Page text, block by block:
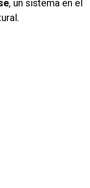
, un sistema en el